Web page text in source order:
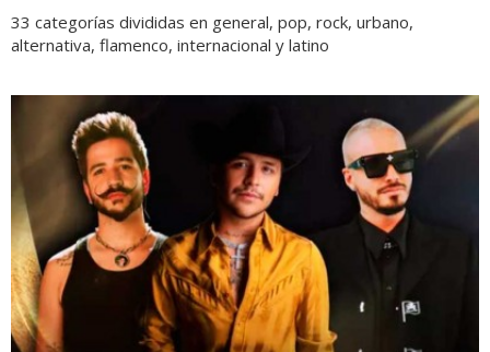
33 categorías divididas en general, pop, rock, urbano,
alternativa, flamenco, internacional y latino